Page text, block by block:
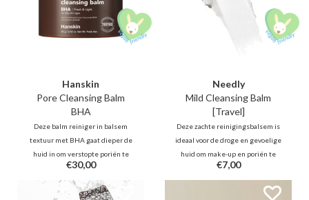
Hanskin
Pore Cleansing Balm
BHA
Deze balm reiniger in balsem
textuur met BHA gaat dieper de
huid in om verstopte poriën te
reinigen. Samen met botanische
oliën zal deze verfrissende
cleansing oil onzuiverheden,
€30,00
Needly
Mild Cleansing Balm
[Travel]
Deze zachte reinigingsbalsem is
ideaal voor de droge en gevoelige
huid om make-up en poriën te
reinigen, terwijl de huid fris maar
niet gestript achterblijft.
Gefermenteerde olietechnologie
€7,00